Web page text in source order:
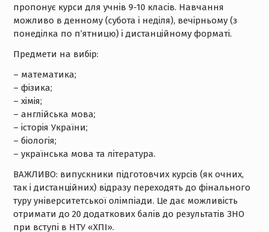
пропонує курси для учнів 9-10 класів. Навчання
можливо в денному (субота і неділя), вечірньому (з
понеділка по п’ятницю) і дистанційному форматі.
Предмети на вибір:
– математика;
– фізика;
– хімія;
– англійська мова;
– історія України;
– біологія;
– українська мова та література.
ВАЖЛИВО: випускники підготовчих курсів (як очних,
так і дистанційних) відразу переходять до фінального
туру університетської олімпіади. Це дає можливість
отримати до 20 додаткових балів до результатів ЗНО
при вступі в НТУ «ХПІ».